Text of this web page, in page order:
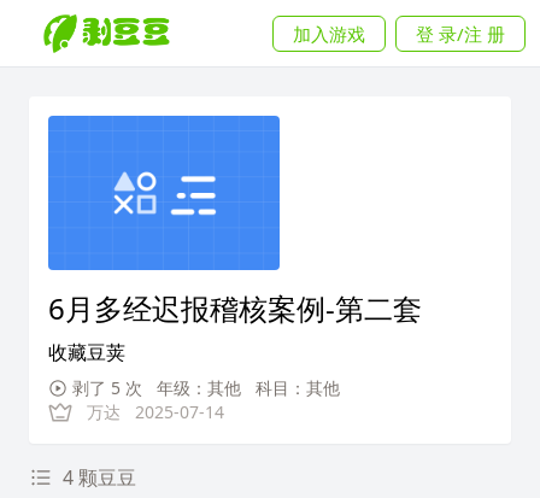
加入游戏 登 录/注 册
6月多经迟报稽核案例-第二套
收藏豆荚
剥了 5 次 年级：其他
科目：其他
万达
2025-07-14
4 颗豆豆